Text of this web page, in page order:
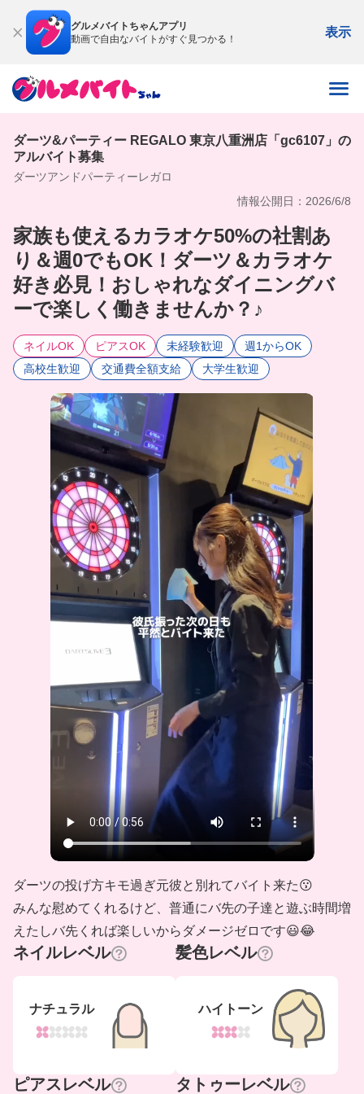
グルメバイトちゃんアプリ
動画で自由なバイトがすぐ見つかる！
表示
ダーツ&パーティー REGALO 東京八重洲店「gc6107」の
アルバイト募集
ダーツアンドパーティーレガロ
情報公開日：2026/6/8
家族も使えるカラオケ50%の社割あ
り＆週0でもOK！ダーツ＆カラオケ
好き必見！おしゃれなダイニングバ
ーで楽しく働きませんか？♪
ネイルOK ピアスOK 未経験歓迎
週1からOK
高校生歓迎
交通費全額支給 大学生歓迎
ダーツの投げ方キモ過ぎ元彼と別れてバイト来た😗
みんな慰めてくれるけど、普通にバ先の子達と遊ぶ時間増
えたしバ先くれば楽しいからダメージゼロです😃😂
ネイルレベル
ナチュラル
髪色レベル
ハイトーン
ピアスレベル タトゥーレベル